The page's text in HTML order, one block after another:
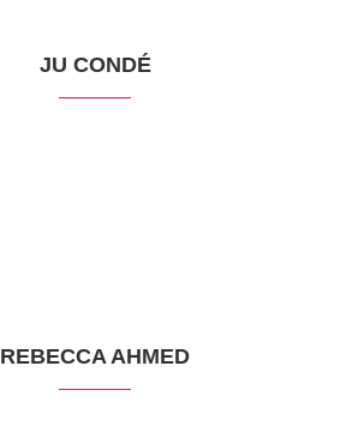
JU CONDÉ
REBECCA AHMED